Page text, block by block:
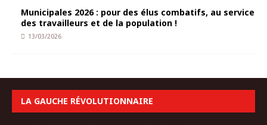
Municipales 2026 : pour des élus combatifs, au service
des travailleurs et de la population !
13/03/2026
LA GAUCHE RÉVOLUTIONNAIRE